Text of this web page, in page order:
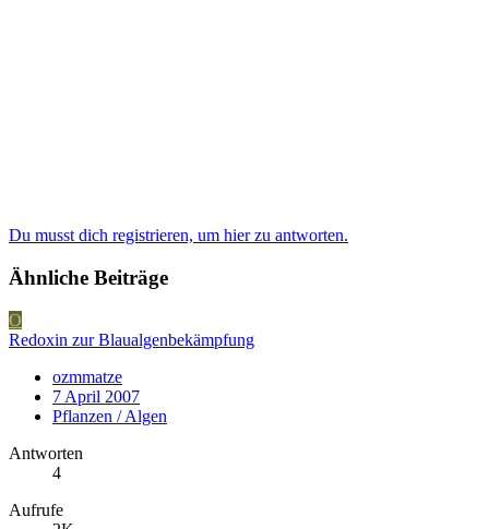
Du musst dich registrieren, um hier zu antworten.
Ähnliche Beiträge
O
Redoxin zur Blaualgenbekämpfung
ozmmatze
7 April 2007
Pflanzen / Algen
Antworten
4
Aufrufe